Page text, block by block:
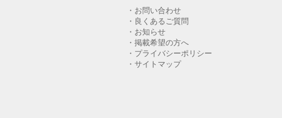
・お問い合わせ
・良くあるご質問
・お知らせ
・掲載希望の方へ
・プライバシーポリシー
・サイトマップ